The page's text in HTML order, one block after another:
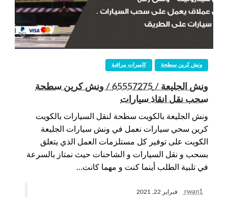
كاميرات مراقبة ونش كرين سطحة
ونش الجليعة / 65557275 / ونش كرين سطحة
سحب نقل انقاذ سيارات
ونش الجليعة بالكويت سطحة لنقل السيارات بالكويت
كرين سحي سيارات نعمل في ونش سيارات الجليعة
الكويت على توفير كل مستلزمات العمل الذي يتعلق
بسحب و نقل السيارات و الشاحنات حيث نمتاز بالسرعة
في تلبية الطلب أينما كنت و مهما كانت…
rwan1 فبراير 22, 2021